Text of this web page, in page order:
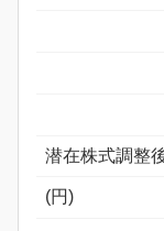
潜在株式調整
(円)